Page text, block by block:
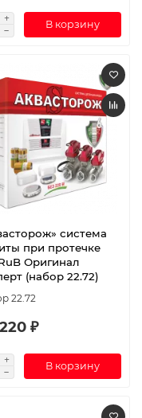
В корзину
система
при протечке
Оригинал
(набор 22.72)
22.72
₽
В корзину